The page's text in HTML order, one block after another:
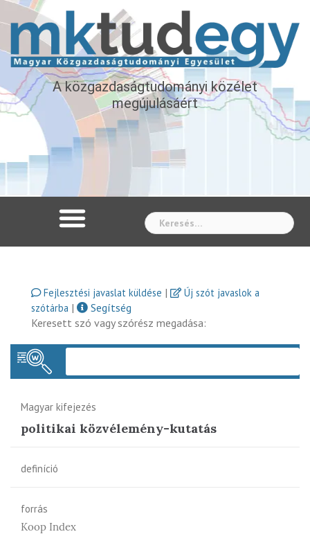
A közgazdaságtudományi közélet
megújulásáért
Fejlesztési javaslat küldése |
Új szót javaslok a
szótárba |
Segítség
Keresett szó vagy szórész megadása:
Magyar kifejezés
politikai közvélemény-kutatás
definíció
forrás
Koop Index